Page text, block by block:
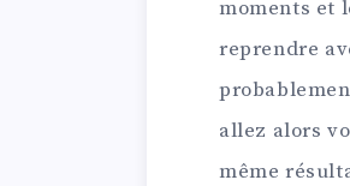
moments et
reprendre
allez alors
même